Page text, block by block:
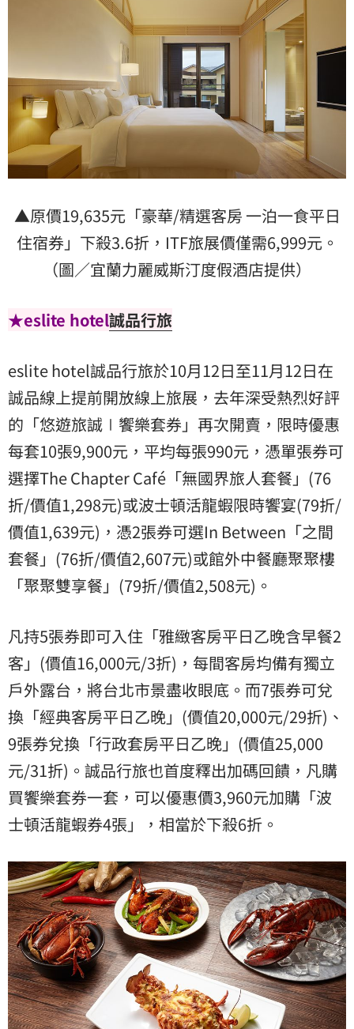
▲原價19,635元「豪華/精選客房 一泊一食平日
住宿券」下殺3.6折，ITF旅展價僅需6,999元。
（圖／宜蘭力麗威斯汀度假酒店提供）
★eslite hotel誠品行旅
eslite hotel誠品行旅於10月12日至11月12日在
誠品線上提前開放線上旅展，去年深受熱烈好評
的「悠遊旅誠∣饗樂套券」再次開賣，限時優惠
每套10張9,900元，平均每張990元，憑單張券可
選擇The Chapter Café「無國界旅人套餐」(76
折/價值1,298元)或波士頓活龍蝦限時饗宴(79折/
價值1,639元)，憑2張券可選In Between「之間
套餐」(76折/價值2,607元)或館外中餐廳聚聚樓
「聚聚雙享餐」(79折/價值2,508元)。
凡持5張券即可入住「雅緻客房平日乙晚含早餐2
客」(價值16,000元/3折)，每間客房均備有獨立
戶外露台，將台北市景盡收眼底。而7張券可兌
換「經典客房平日乙晚」(價值20,000元/29折)、
9張券兌換「行政套房平日乙晚」(價值25,000
元/31折)。誠品行旅也首度釋出加碼回饋，凡購
買饗樂套券一套，可以優惠價3,960元加購「波
士頓活龍蝦券4張」，相當於下殺6折。